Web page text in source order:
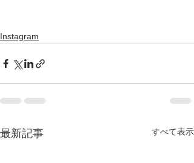
Instagram
最新記事 すべて表示